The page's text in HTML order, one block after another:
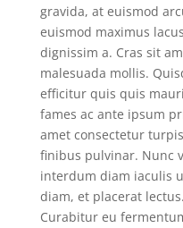
gravida, at euismod
euismod maximus
dignissim a. Cras sit
malesuada mollis.
efficitur quis quis
fames ac ante ipsum
amet consectetur
finibus pulvinar. Nunc
interdum diam iaculis
diam, et placerat
Curabitur eu